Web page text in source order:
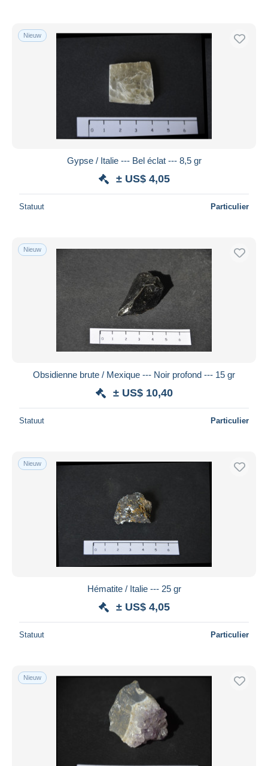
Nieuw
Gypse / Italie --- Bel éclat --- 8,5 gr
± US$ 4,05
Statuut Particulier
Nieuw
Obsidienne brute / Mexique --- Noir profond --- 15 gr
± US$ 10,40
Statuut Particulier
Nieuw
Hématite / Italie --- 25 gr
± US$ 4,05
Statuut Particulier
Nieuw